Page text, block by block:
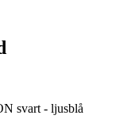
svart - ljusblå